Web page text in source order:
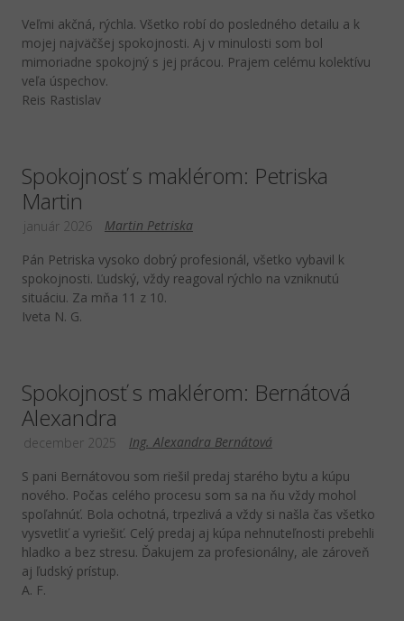
Veľmi akčná, rýchla. Všetko robí do posledného detailu a k
mojej najväčšej spokojnosti. Aj v minulosti som bol
mimoriadne spokojný s jej prácou. Prajem celému kolektívu
veľa úspechov.
Reis Rastislav
Spokojnosť s maklérom: Petriska
Martin
Martin Petriska
január 2026
Pán Petriska vysoko dobrý profesionál, všetko vybavil k
spokojnosti. Ľudský, vždy reagoval rýchlo na vzniknutú
situáciu. Za mňa 11 z 10.
Iveta N. G.
Spokojnosť s maklérom: Bernátová
Alexandra
Ing. Alexandra Bernátová
december 2025
S pani Bernátovou som riešil predaj starého bytu a kúpu
nového. Počas celého procesu som sa na ňu vždy mohol
spoľahnúť. Bola ochotná, trpezlivá a vždy si našla čas všetko
vysvetliť a vyriešiť. Celý predaj aj kúpa nehnuteľnosti prebehli
hladko a bez stresu. Ďakujem za profesionálny, ale zároveň
aj ľudský prístup.
A. F.